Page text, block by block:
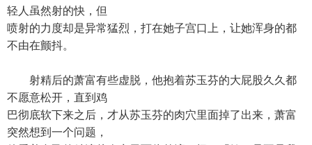
轻人虽然射的快，但
喷射的力度却是异常猛烈，打在她子宫口上，让她浑身的都
不由在颤抖。
射精后的萧富有些虚脱，他抱着苏玉芬的大屁股久久都
不愿意松开，直到鸡
巴彻底软下来之后，才从苏玉芬的肉穴里面掉了出来，萧富
突然想到一个问题，